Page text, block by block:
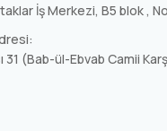
İş Merkezi, B5 blok ,
(Bab-ül-Ebvab Camii